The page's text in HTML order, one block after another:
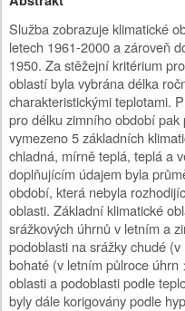
Služba zobrazuje klimatické
letech 1961-2000 a zároveň
1950. Za stěžejní kritérium
oblastí byla vybrána délka
charakteristickými teplotami.
pro délku zimního období
vymezeno 5 základních
chladná, mírně teplá, teplá a
doplňujícím údajem byla
období, která nebyla
oblasti. Základní klimatické
srážkových úhrnů v letním a
podoblasti na srážky chudé
bohaté (v letním půlroce
oblasti a podoblasti podle
byly dále korigovány podle